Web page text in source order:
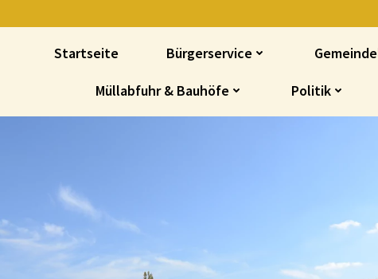
Startseite Bürgerservice
Müllabfuhr & Bauhöfe Politik